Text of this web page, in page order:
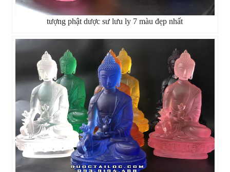
tượng phật dược sư lưu ly 7 màu đẹp nhất